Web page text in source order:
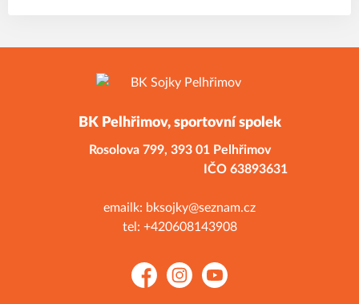
BK Pelhřimov, sportovní spolek
Rosolova 799, 393 01 Pelhřimov
IČO 63893631
emailk: bksojky@seznam.cz
tel: +420608143908
FacebookInstagramYouTube